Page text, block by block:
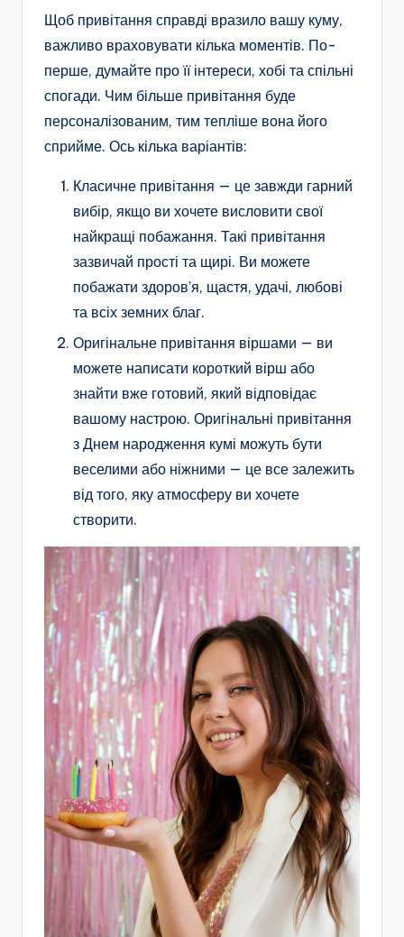
Щоб привітання справді вразило вашу куму,
важливо враховувати кілька моментів. По-
перше, думайте про її інтереси, хобі та спільні
спогади. Чим більше привітання буде
персоналізованим, тим тепліше вона його
сприйме. Ось кілька варіантів:
Класичне привітання — це завжди гарний
вибір, якщо ви хочете висловити свої
найкращі побажання. Такі привітання
зазвичай прості та щирі. Ви можете
побажати здоров’я, щастя, удачі, любові
та всіх земних благ.
Оригінальне привітання віршами — ви
можете написати короткий вірш або
знайти вже готовий, який відповідає
вашому настрою. Оригінальні привітання
з Днем народження кумі можуть бути
веселими або ніжними — це все залежить
від того, яку атмосферу ви хочете
створити.